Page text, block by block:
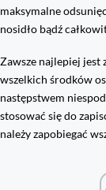
maksymalne
nosidło bądź
Zawsze najlepiej jest
wszelkich środków
następstwem
stosować się do
należy zapobiegać